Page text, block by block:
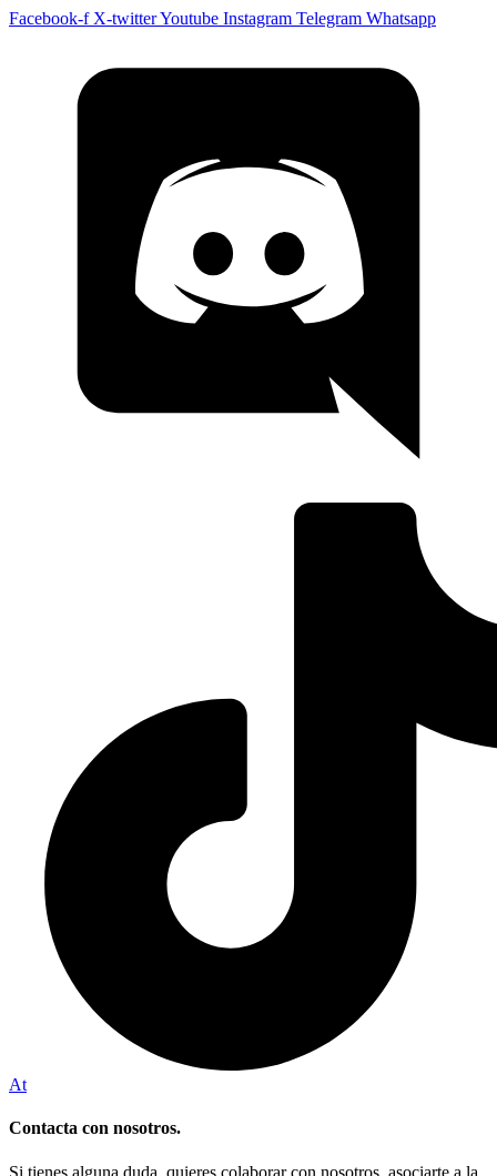
Facebook-f X-twitterYoutube Instagram Telegram Whatsapp
At
Contacta con nosotros.
Si tienes alguna duda, quieres colaborar con nosotros, asociarte a la